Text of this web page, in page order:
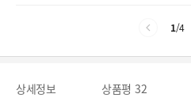
1/4
상세정보 상품평 32